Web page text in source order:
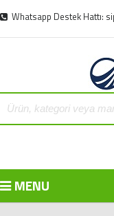
Whatsapp Destek Hattı:
MENU